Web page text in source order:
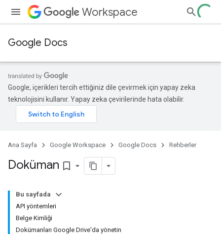
Workspace
Google Docs
Google, içerikleri tercih ettiğiniz dile çevirmek için yapay zeka
teknolojisini kullanır. Yapay zeka çevirilerinde hata olabilir.
Ana Sayfa Google Workspace Google Docs Rehberler
Doküman bookmark_border
Bu sayfada
API yöntemleri
Belge Kimliği
Dokümanları Google Drive'da yönetin